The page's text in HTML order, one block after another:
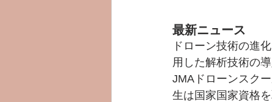
最新ニュース
ドローン技術の進
用した解析技術の
JMAドローンスク
生は国家国家資格